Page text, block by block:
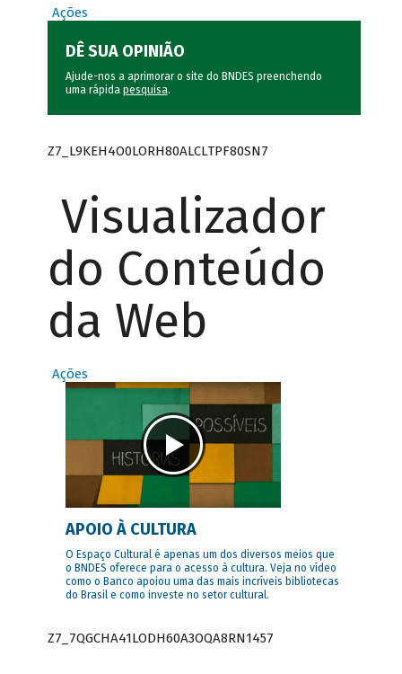
Ações
DÊ SUA OPINIÃO
Ajude-nos a aprimorar o site do BNDES preenchendo
uma rápida pesquisa.
Z7_L9KEH4O0LORH80ALCLTPF80SN7
Visualizador
do Conteúdo
da Web
Ações
APOIO À CULTURA
O Espaço Cultural é apenas um dos diversos meios que
o BNDES oferece para o acesso à cultura. Veja no vídeo
como o Banco apoiou uma das mais incríveis bibliotecas
do Brasil e como investe no setor cultural.
Z7_7QGCHA41LODH60A3OQA8RN1457